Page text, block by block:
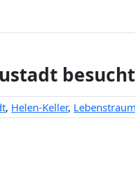
, Helen-Keller, Lebenstraum